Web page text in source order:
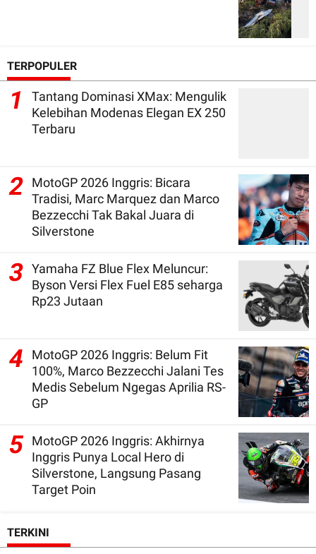
TERPOPULER
1
Tantang Dominasi XMax: Mengulik
Kelebihan Modenas Elegan EX 250
Terbaru
2
MotoGP 2026 Inggris: Bicara
Tradisi, Marc Marquez dan Marco
Bezzecchi Tak Bakal Juara di
Silverstone
3 Yamaha FZ Blue Flex Meluncur:
Byson Versi Flex Fuel E85 seharga
Rp23 Jutaan
4
MotoGP 2026 Inggris: Belum Fit
100%, Marco Bezzecchi Jalani Tes
Medis Sebelum Ngegas Aprilia RS-
GP
5 MotoGP 2026 Inggris: Akhirnya
Inggris Punya Local Hero di
Silverstone, Langsung Pasang
Target Poin
TERKINI